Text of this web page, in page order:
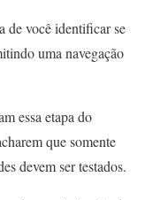
de você identificar se
uma navegação
essa etapa do
que somente
devem ser testados.